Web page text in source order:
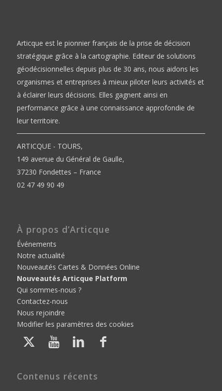
Articque est le pionnier français de la prise de décision
stratégique grâce à la cartographie. Editeur de solutions
géodécisionnelles depuis plus de 30 ans, nous aidons les
organismes et entreprises à mieux piloter leurs activités et
à éclairer leurs décisions. Elles gagnent ainsi en
performance grâce à une connaissance approfondie de
leur territoire.
ARTICQUE - TOURS,
149 avenue du Général de Gaulle,
37230 Fondettes – France
02 47 49 90 49
À propos d’Articque
Événements
Notre actualité
Nouveautés Cartes & Données Online
Nouveautés Articque Platform
Qui sommes-nous ?
Contactez-nous
Nous rejoindre
Modifier les paramètres des cookies
Contenus récents